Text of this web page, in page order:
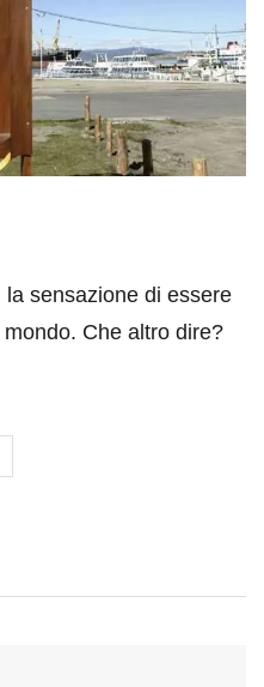
la sensazione di essere
Che altro dire?